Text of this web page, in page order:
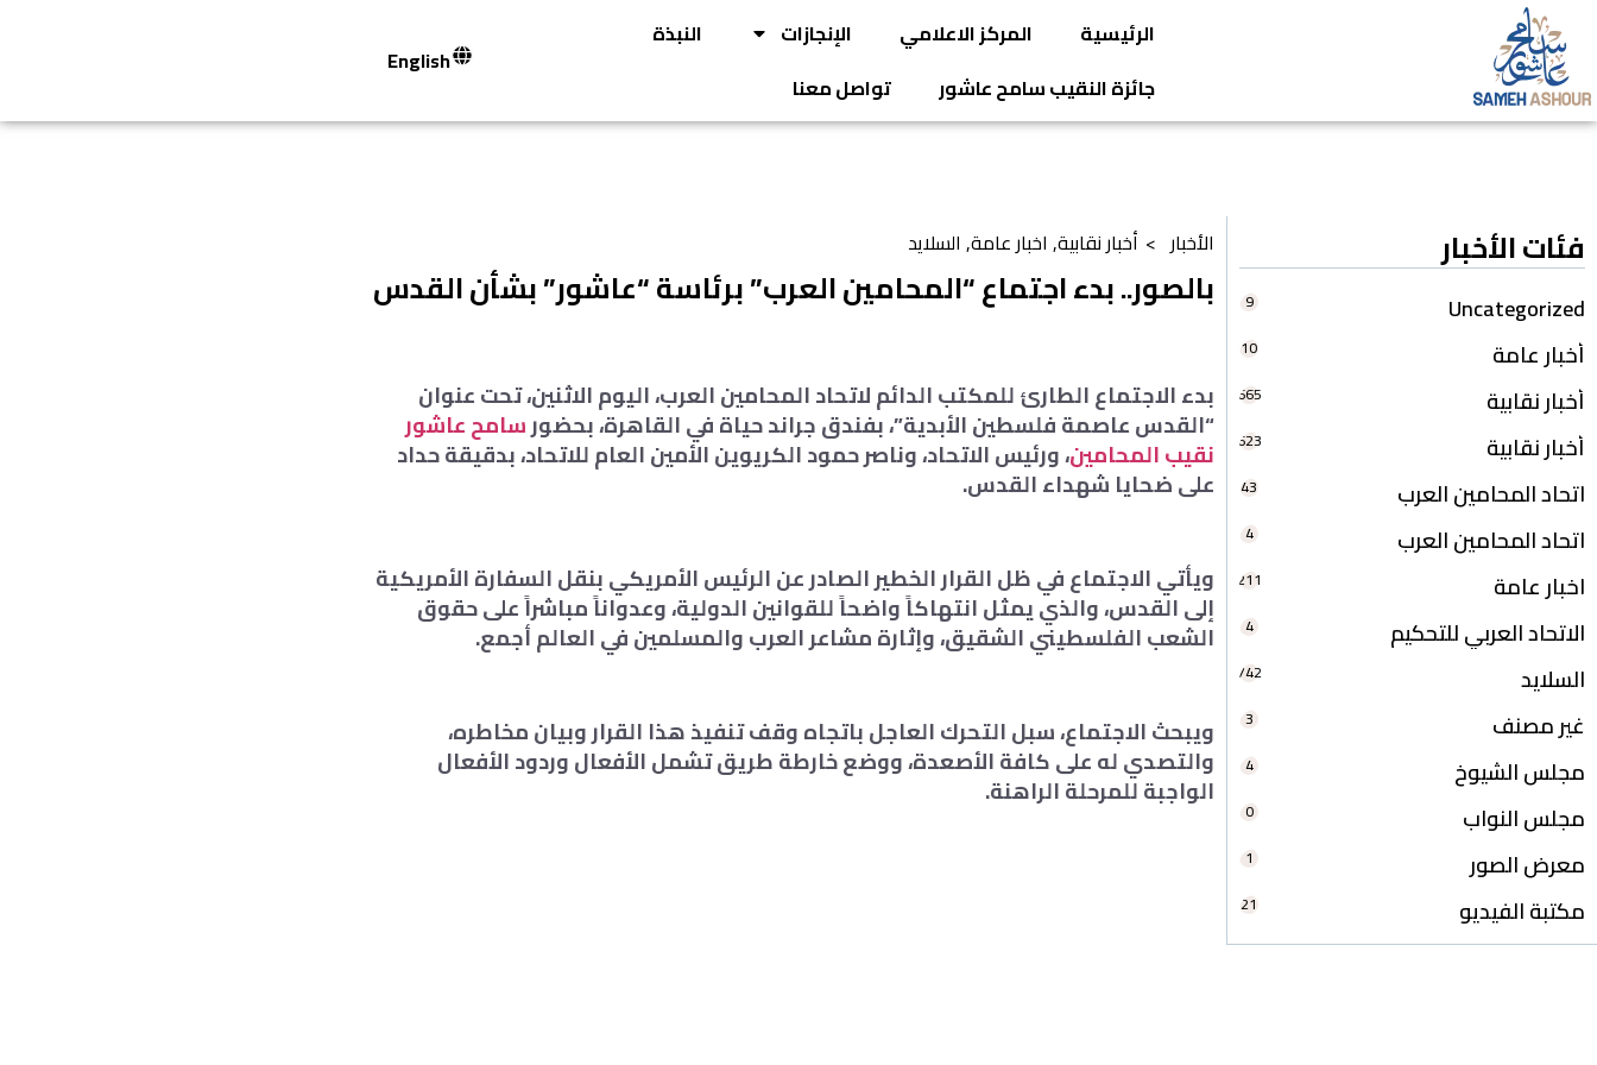
الرئيسية المركز الاعلامي الإنجازات
النبذة
جائزة النقيب سامح عاشور
تواصل معنا
English
فئات الأخبار
Uncategorized
9
أخبار عامة 10
أخبار نقابية 665
أخبار نقابية 623
اتحاد المحامين العرب 43
اتحاد المحامين العرب 4
اخبار عامة 211
الاتحاد العربي للتحكيم 4
السلايد 742
غير مصنف 3
مجلس الشيوخ 4
مجلس النواب 0
معرض الصور 1
مكتبة الفيديو 21
الأخبار > أخبار نقابية, اخبار عامة, السلايد
بالصور.. بدء اجتماع “المحامين العرب” برئاسة “عاشور” بشأن القدس
بدء الاجتماع الطارئ للمكتب الدائم لاتحاد المحامين العرب، اليوم الاثنين، تحت عنوان
“القدس عاصمة فلسطين الأبدية”، بفندق جراند حياة في القاهرة، بحضورسامح عاشور
نقيب المحامين، ورئيس الاتحاد، وناصر حمود الكريوين الأمين العام للاتحاد، بدقيقة حداد
على ضحايا شهداء القدس.
ويأتي الاجتماع في ظل القرار الخطير الصادر عن الرئيس الأمريكي بنقل السفارة الأمريكية
إلى القدس، والذي يمثل انتهاكاً واضحاً للقوانين الدولية، وعدواناً مباشراً على حقوق
الشعب الفلسطيني الشقيق، وإثارة مشاعر العرب والمسلمين في العالم أجمع.
ويبحث الاجتماع، سبل التحرك العاجل باتجاه وقف تنفيذ هذا القرار وبيان مخاطره،
والتصدي له على كافة الأصعدة، ووضع خارطة طريق تشمل الأفعال وردود الأفعال
الواجبة للمرحلة الراهنة.